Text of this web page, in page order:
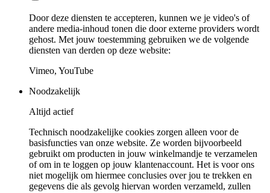
Door deze diensten te accepteren, kunnen we je video's of
andere media-inhoud tonen die door externe providers wordt
gehost. Met jouw toestemming gebruiken we de volgende
diensten van derden op deze website:
Vimeo, YouTube
Noodzakelijk
Altijd actief
Technisch noodzakelijke cookies zorgen alleen voor de
basisfuncties van onze website. Ze worden bijvoorbeeld
gebruikt om producten in jouw winkelmandje te verzamelen
of om in te loggen op jouw klantenaccount. Het is voor ons
niet mogelijk om hiermee conclusies over jou te trekken en
gegevens die als gevolg hiervan worden verzameld, zullen